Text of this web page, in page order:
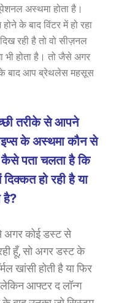
अस्थमा होता है।
के बाद विंटर में हो रहा
रही है तो वो सीज़नल
होता है। तो जैसे अगर
बाद आप ब्रेथलेस महसूस
तरीके से आपने
के अस्थमा कौन से
पता चलता है कि
हो रही है या
है?
कोई डस्ट से
हूँ, सो अगर डस्ट के
खांसी होती है या फिर
लेकिन आफ्टर द लॉन्ग